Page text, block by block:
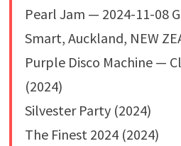
Pearl Jam — 2024-11-08
Smart, Auckland, NEW
Purple Disco Machine —
(2024)
Silvester Party (2024)
The Finest 2024 (2024)